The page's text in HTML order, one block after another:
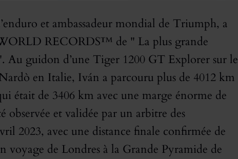
et ambassadeur mondial de Triumph, a
RECORDS™ de " La plus grande
Au guidon d’une Tiger 1200 GT Explorer sur le
en Italie, Iván a parcouru plus de 4012 km
était de 3406 km avec une marge énorme de
observée et validée par un arbitre des
2023, avec une distance finale confirmée de
voyage de Londres à la Grande Pyramide de